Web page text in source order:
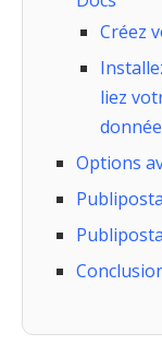
Créez
liez
Options